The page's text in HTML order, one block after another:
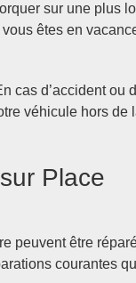
sur une plus
êtes en
cas d’accident
véhicule hors de
Place
peuvent être
courantes